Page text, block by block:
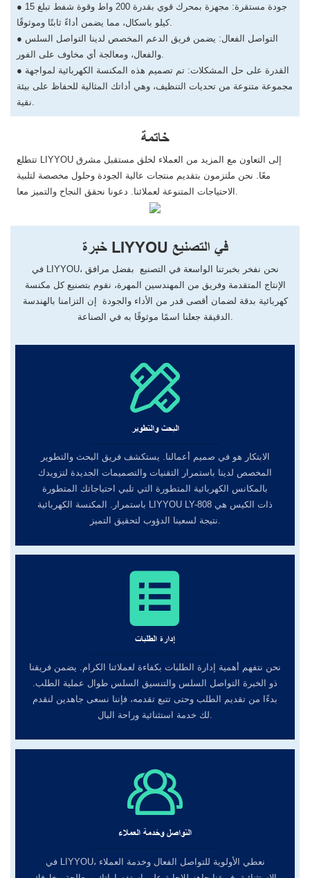
● جودة مستقرة: مجهزة بمحرك قوي بقدرة 200 واط وقوة شفط تبلغ 15
كيلو باسكال، مما يضمن أداءً ثابتًا وموثوقًا.
● التواصل الفعال: يضمن فريق الدعم المخصص لدينا التواصل السلس
والفعال، ومعالجة أي مخاوف على الفور.
● القدرة على حل المشكلات: تم تصميم هذه المكنسة الكهربائية لمواجهة
مجموعة متنوعة من تحديات التنظيف، وهي أداتك المثالية للحفاظ على بيئة
نقية.
خاتمة
تتطلع LIYYOU إلى التعاون مع المزيد من العملاء لخلق مستقبل مشرق
معًا. نحن ملتزمون بتقديم منتجات عالية الجودة وحلول مخصصة لتلبية
خبرة LIYYOU في التصنيع
في LIYYOU، نحن نفخر بخبرتنا الواسعة في التصنيع بفضل مرافق
الإنتاج المتقدمة وفريق من المهندسين المهرة، نقوم بتصنيع كل مكنسة
كهربائية بدقة لضمان أقصى قدر من الأداء والجودة إن التزامنا بالهندسة
البحث والتطوير
الابتكار هو في صميم أعمالنا. يستكشف فريق البحث والتطوير
المخصص لدينا باستمرار التقنيات والتصميمات الجديدة لتزويدك
بالمكانس الكهربائية المتطورة التي تلبي احتياجاتك المتطورة
باستمرار. المكنسة الكهربائية LIYYOU LY-808 ذات الكيس هي
نتيجة لسعينا الدؤوب لتحقيق التميز.
إدارة الطلبات
نحن نتفهم أهمية إدارة الطلبات بكفاءة لعملائنا الكرام. يضمن فريقنا
ذو الخبرة التواصل السلس والتنسيق السلس طوال عملية الطلب.
بدءًا من تقديم الطلب وحتى تتبع تقدمه، فإننا نسعى جاهدين لنقدم
التواصل وخدمة العملاء
في LIYYOU، نعطي الأولوية للتواصل الفعال وخدمة العملاء